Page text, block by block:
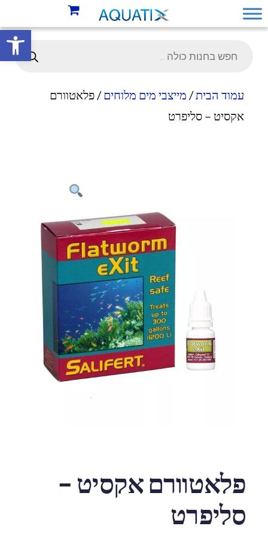
פתח
עמוד הבית/ מייצבי מים מלוחים/ פלאטוורם
אקסיט – סליפרט
פלאטוורם אקסיט –
סליפרט